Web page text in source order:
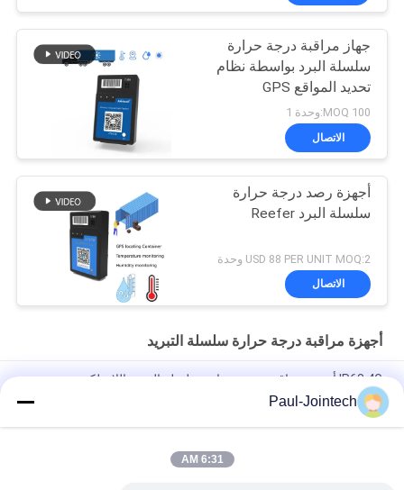
جهاز مراقبة درجة حرارة
سلسلة البرد بواسطة نظام
تحديد المواقع GPS
100 MOQ:وحدة 1
الاتصال
أجهزة رصد درجة حرارة
سلسلة البرد Reefer
USD 88 PER UNIT MOQ:2 وحدة
الاتصال
أجهزة مراقبة درجة حرارة سلسلة التبريد
IP68 4G أجهزة مراقبة درجة حرارة سلسلة التبريد اللاسلكية
CE
Paul-Jointech
6:31 AM